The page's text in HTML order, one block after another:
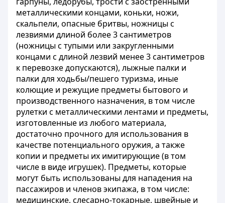
металлическими концами, коньки, ножи,
скальпели, опасные бритвы, ножницы с
лезвиями длиной более 3 сантиметров
(ножницы с тупыми или закругленными
концами с длиной лезвий менее 3 сантиметров
к перевозке допускаются), лыжные палки и
палки для ходьбы/пешего туризма, иные
колющие и режущие предметы бытового и
производственного назначения, в том числе
рулетки с металлическими лентами и предметы,
изготовленные из любого материала,
достаточно прочного для использования в
качестве потенциального оружия, а также
копии и предметы их имитирующие (в том
числе в виде игрушек). Предметы, которые
могут быть использованы для нападения на
пассажиров и членов экипажа, в том числе:
медицинские, слесарно-токарные, швейные и